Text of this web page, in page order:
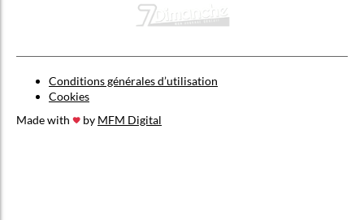
Conditions générales d’utilisation
Cookies
Made with
by MFM Digital